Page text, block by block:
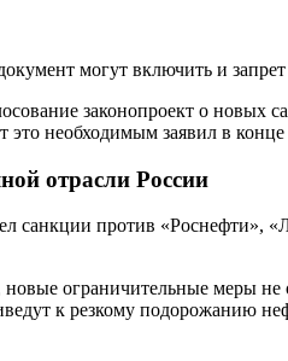
могут включить и
законопроект о новых
это необходимым заявил в
отрасли России
против «Роснефти»,
ограничительные меры не
к резкому подорожанию